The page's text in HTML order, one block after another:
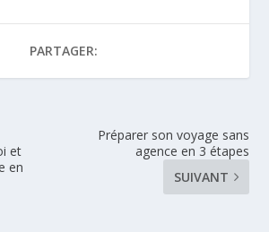
PARTAGER:
et
en
Préparer son voyage sans
agence en 3 étapes
SUIVANT